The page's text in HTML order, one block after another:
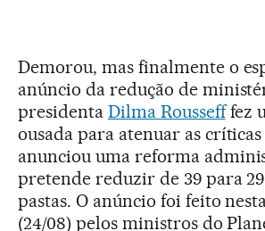
Demorou, mas finalmente o
anúncio da redução de
presidenta Dilma Roussefffez
ousada para atenuar as críticas
anunciou uma reforma
pretende reduzir de 39 para
pastas. O anúncio foi feito
(24/08) pelos ministros do